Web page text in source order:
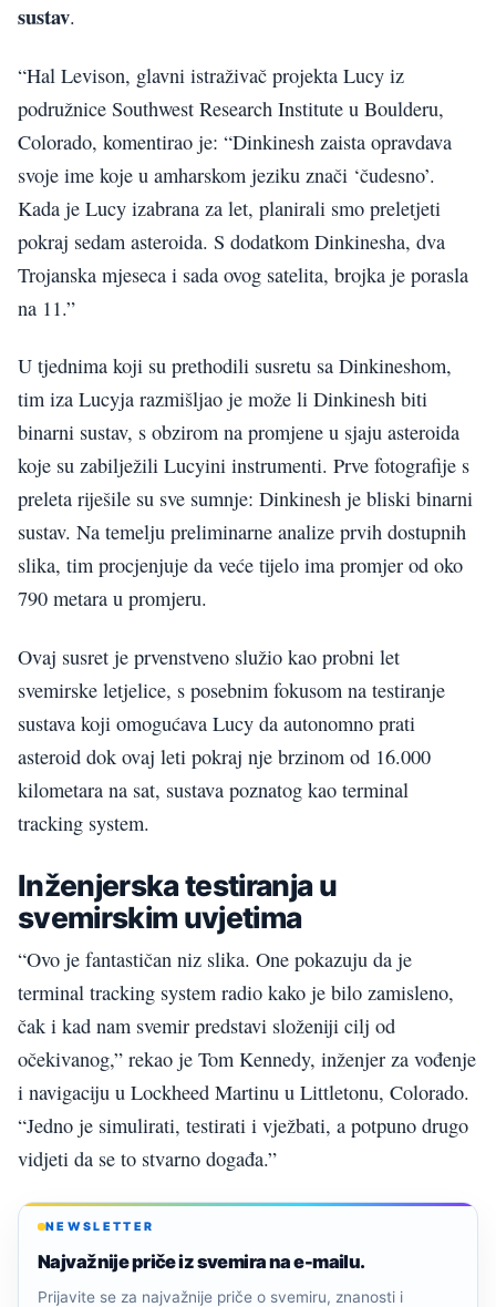
sustav.
“Hal Levison, glavni istraživač projekta Lucy iz
podružnice Southwest Research Institute u Boulderu,
Colorado, komentirao je: “Dinkinesh zaista opravdava
svoje ime koje u amharskom jeziku znači ‘čudesno’.
Kada je Lucy izabrana za let, planirali smo preletjeti
pokraj sedam asteroida. S dodatkom Dinkinesha, dva
Trojanska mjeseca i sada ovog satelita, brojka je porasla
na 11.”
U tjednima koji su prethodili susretu sa Dinkineshom,
tim iza Lucyja razmišljao je može li Dinkinesh biti
binarni sustav, s obzirom na promjene u sjaju asteroida
koje su zabilježili Lucyini instrumenti. Prve fotografije s
preleta riješile su sve sumnje: Dinkinesh je bliski binarni
sustav. Na temelju preliminarne analize prvih dostupnih
slika, tim procjenjuje da veće tijelo ima promjer od oko
790 metara u promjeru.
Ovaj susret je prvenstveno služio kao probni let
svemirske letjelice, s posebnim fokusom na testiranje
sustava koji omogućava Lucy da autonomno prati
asteroid dok ovaj leti pokraj nje brzinom od 16.000
kilometara na sat, sustava poznatog kao terminal
tracking system.
Inženjerska testiranja u
svemirskim uvjetima
“Ovo je fantastičan niz slika. One pokazuju da je
terminal tracking system radio kako je bilo zamisleno,
čak i kad nam svemir predstavi složeniji cilj od
očekivanog,” rekao je Tom Kennedy, inženjer za vođenje
i navigaciju u Lockheed Martinu u Littletonu, Colorado.
“Jedno je simulirati, testirati i vježbati, a potpuno drugo
vidjeti da se to stvarno događa.”
NEWSLETTER
Najvažnije priče iz svemira na e-mailu.
Prijavite se za najvažnije priče o svemiru, znanosti i